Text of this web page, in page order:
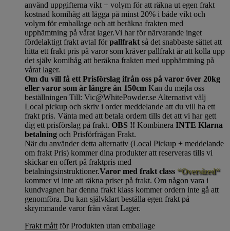
använd uppgifterna vikt + volym för att räkna ut egen frakt
kostnad komihåg att lägga på minst 20% i både vikt och
volym för emballage och att beräkna frakten med
upphämtning på vårat lager.Vi har för närvarande inget
fördelaktigt frakt avtal förpallfrakt så det snabbaste sättet att
hitta ett frakt pris på varor som kräver pallfrakt är att kolla upp
det själv komihåg att beräkna frakten med upphämtning på
vårat lager.
Om du vill få ett Prisförslag ifrån oss på varor över 20kg
eller varor som är längre än 150cm Kan du mejla oss
beställningen Till: Vic@WhitePowder.se Alternativt välj
Local pickup och skriv i order meddelande att du vill ha ett
frakt pris. Vänta med att betala ordern tills det att vi har gett
dig ett prisförslag på frakt. OBS !! Kombinera INTE Klarna
betalning och Prisförfrågan Frakt.
När du använder detta alternativ (Local Pickup + meddelande
om frakt Pris) kommer dina produkter att reserveras tills vi
skickar en offert på fraktpris med
betalningsinstruktioner.Varor med frakt class “Oversized“
kommer vi inte att räkna priser på frakt. Om någon vara i
kundvagnen har denna frakt klass kommer ordern inte gå att
genomföra. Du kan självklart beställa egen frakt på
skrymmande varor från vårat Lager.
Frakt mått för Produkten utan emballage